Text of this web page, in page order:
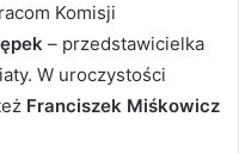
Komisji
– przedstawicielka
W uroczystości
Franciszek Miśkowicz